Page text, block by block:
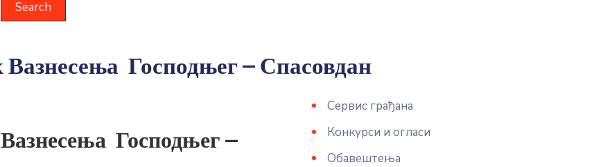
Господњег – Спасовдан
Господњег –
Сервис грађана
Конкурси и огласи
Обавештења